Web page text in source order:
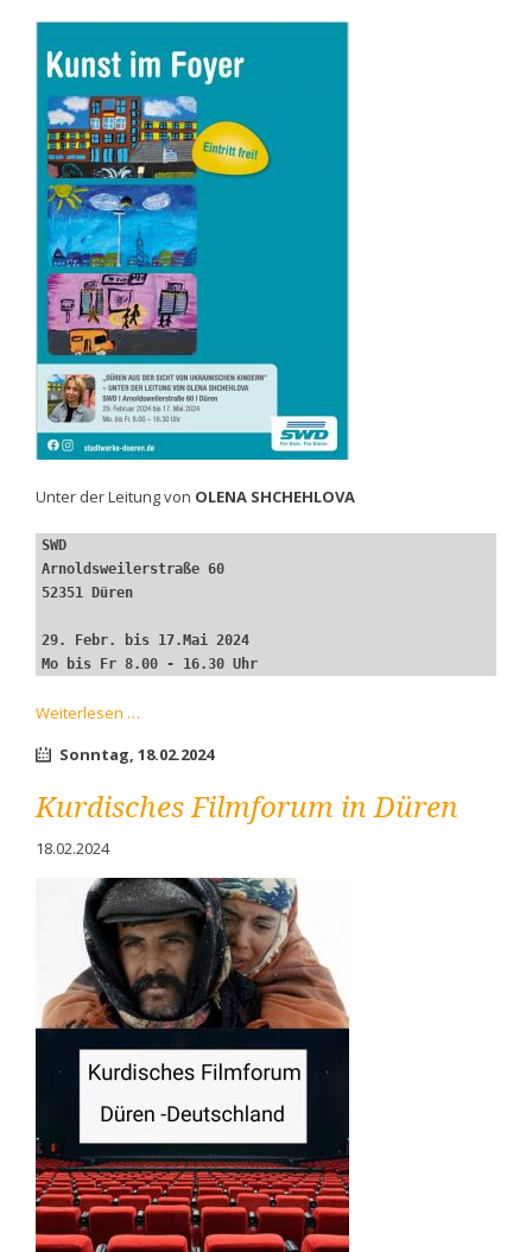
Februar:
“Omor
Ekushey”
Unter der Leitung von OLENA SHCHEHLOVA
SWD
Arnoldsweilerstraße 60
52351 Düren
29. Febr. bis 17.Mai 2024
Mo bis Fr 8.00 - 16.30 Uhr
Weiterlesen …
Sicht
Kinder"
Sonntag,18.02.2024
Kurdisches Filmforum in Düren
18.02.2024